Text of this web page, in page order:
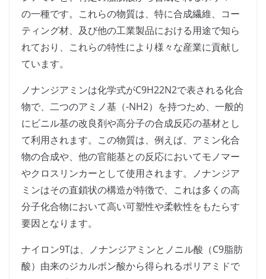
の一種です。これらの物質は、特に合成繊維、コー
ティング材、及び他の工業製品における用途で知ら
れており、これらの特性により様々な産業に貢献し
ています。
ノナンジアミンは化学式がC9H22N2で表される化合
物で、二つのアミノ基（-NH2）を持つため、一般的
にビニル基の改良剤や高分子の合成反応の基材とし
て利用されます。この物質は、例えば、アミン化合
物の合成や、他の官能基との反応においてモノマー
やクロスリンカーとして使用されます。ノナンジア
ミンはその直鎖状の構造が特徴で、これは多くの高
分子化合物において高い可塑性や柔軟性をもたらす
要因となります。
ナイロン9Tは、ノナンジアミンとノニル酸（C9脂肪
酸）由来のジカルボン酸から得られるポリアミドで